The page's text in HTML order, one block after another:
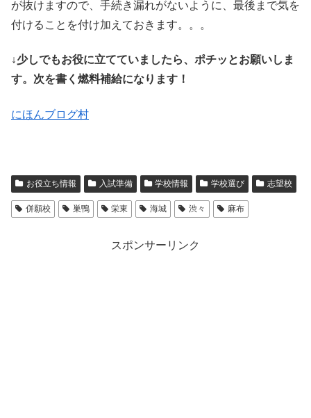
が抜けますので、手続き漏れがないように、最後まで気を
付けることを付け加えておきます。。。
↓少しでもお役に立てていましたら、ポチッとお願いしま
す。次を書く燃料補給になります！
にほんブログ村
お役立ち情報 入試準備 学校情報 学校選び 志望校
併願校 巣鴨 栄東 海城 渋々 麻布
スポンサーリンク